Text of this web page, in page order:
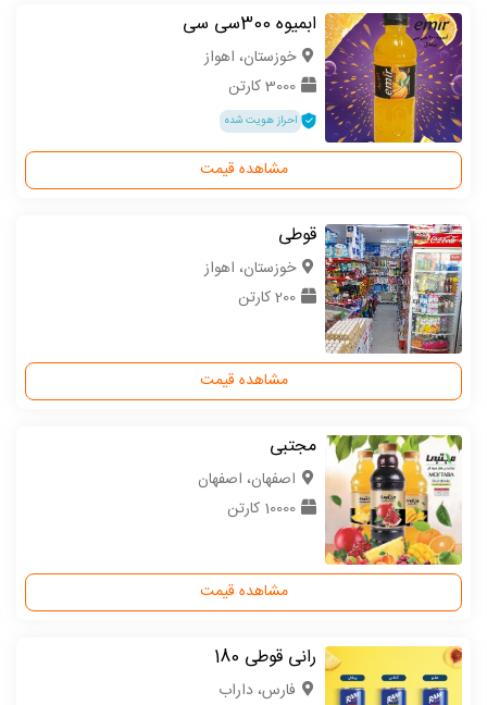
ابمیوه 300سی سی
خوزستان، اهواز
3000 کارتن
احراز هویت شده
مشاهده قیمت
قوطی
خوزستان، اهواز
200 کارتن
مشاهده قیمت
مجتبی
اصفهان، اصفهان
10000 کارتن
مشاهده قیمت
رانی قوطی 180
فارس، داراب